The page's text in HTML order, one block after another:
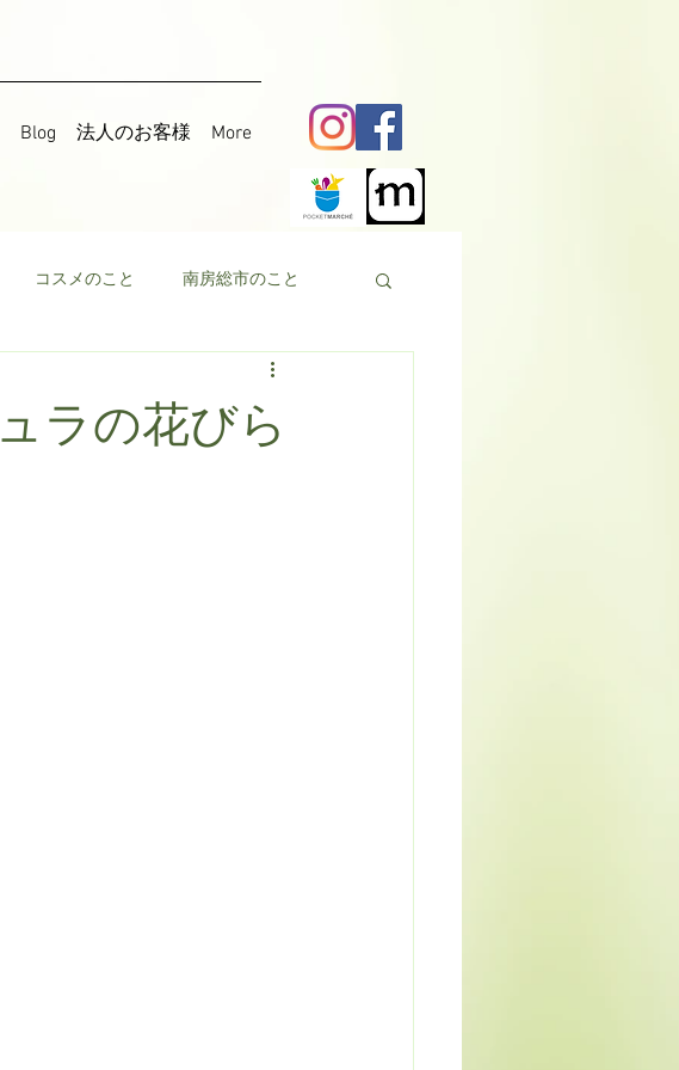
Blog 法人のお客様 More
コスメのこと 南房総市のこと
ラの花びら